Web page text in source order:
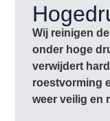
Wij reinigen
onder hoge
verwijdert
roestvorming
weer veilig en